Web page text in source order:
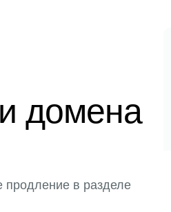
домена
продление в разделе